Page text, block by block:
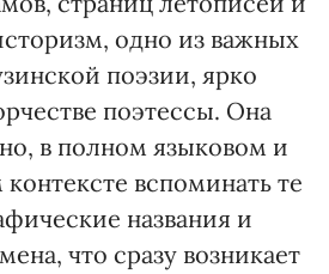
одно из важных
поэзии, ярко
поэтессы. Она
в полном языковом и
вспоминать те
названия и
что сразу возникает